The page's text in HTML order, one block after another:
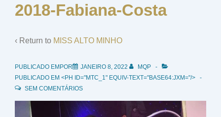
2018-Fabiana-Costa
‹ Return to MISS ALTO MINHO
PUBLICADO EMPOR JANEIRO 8, 2022
MQP
PUBLICADO EM <PH ID="MTC_1" EQUIV-TEXT="BASE64:JXM="/>
SEM COMENTÁRIOS